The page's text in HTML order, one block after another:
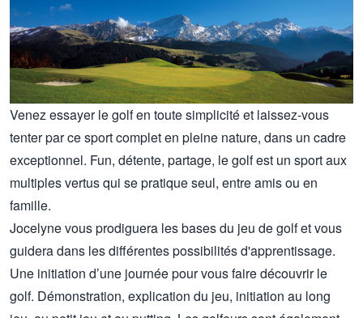
Venez essayer le golf en toute simplicité et laissez-vous
tenter par ce sport complet en pleine nature, dans un cadre
exceptionnel. Fun, détente, partage, le golf est un sport aux
multiples vertus qui se pratique seul, entre amis ou en
famille.
Jocelyne vous prodiguera les bases du jeu de golf et vous
guidera dans les différentes possibilités d'apprentissage.
Une initiation d’une journée pour vous faire découvrir le
golf. Démonstration, explication du jeu, initiation au long